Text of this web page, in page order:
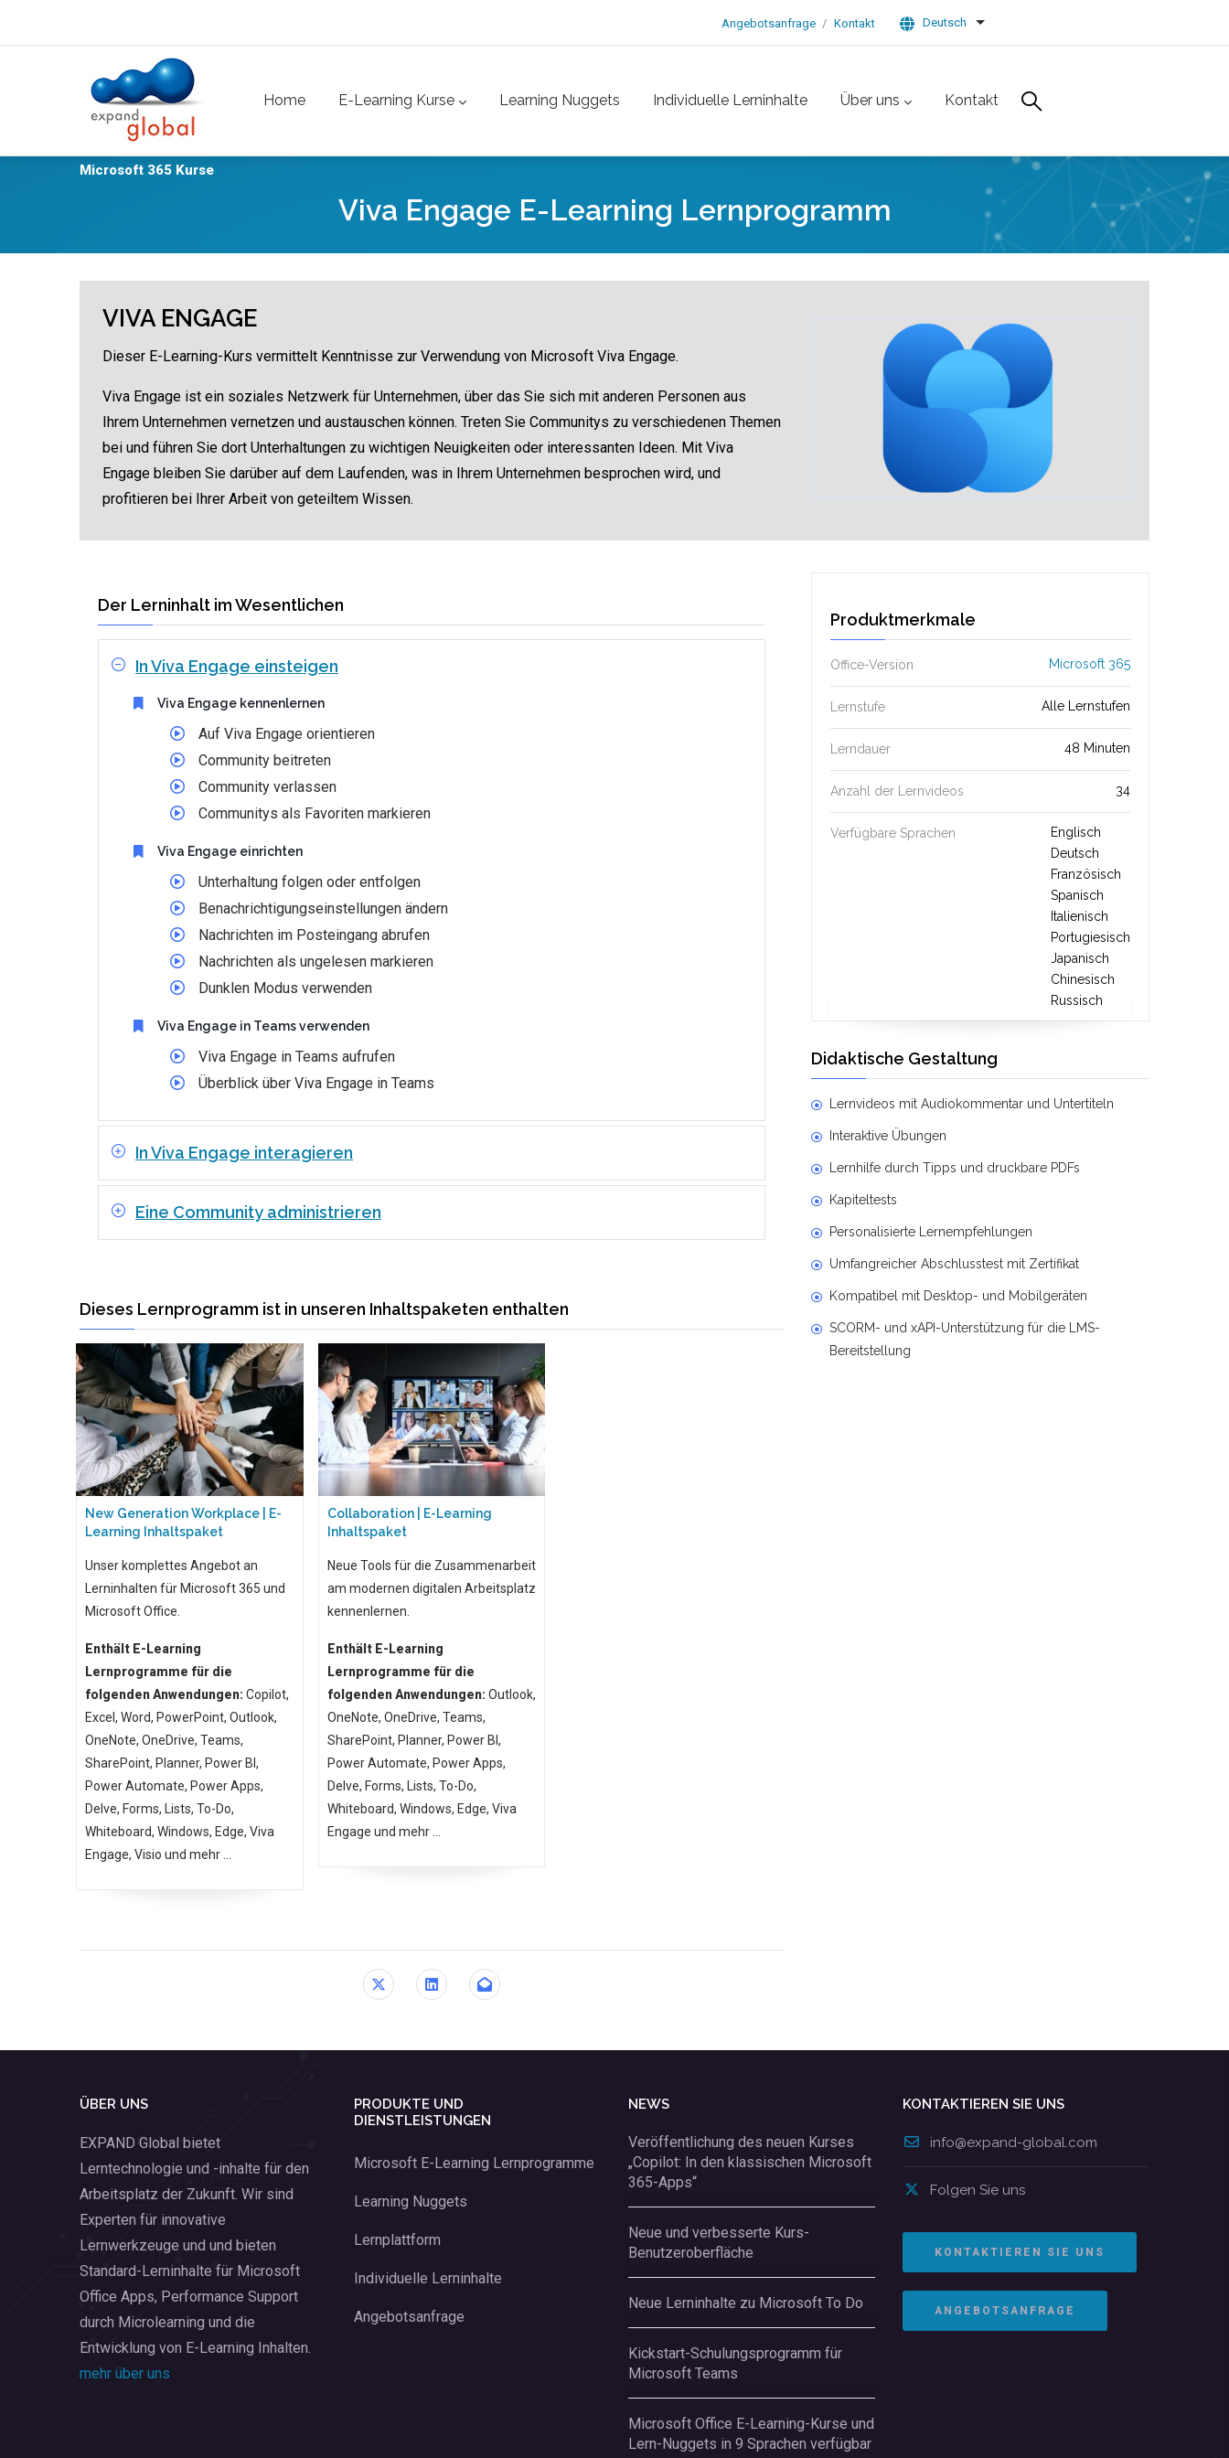
Angebotsanfrage Kontakt Deutsch List additional actions
Home E-Learning Kurse Learning Nuggets Individuelle Lerninhalte Über uns Kontakt
Microsoft 365 Kurse
Viva Engage E-Learning Lernprogramm
VIVA ENGAGE
Dieser E-Learning-Kurs vermittelt Kenntnisse zur Verwendung von Microsoft Viva Engage.
Viva Engage ist ein soziales Netzwerk für Unternehmen, über das Sie sich mit anderen Personen aus
Ihrem Unternehmen vernetzen und austauschen können. Treten Sie Communitys zu verschiedenen Themen
bei und führen Sie dort Unterhaltungen zu wichtigen Neuigkeiten oder interessanten Ideen. Mit Viva
Engage bleiben Sie darüber auf dem Laufenden, was in Ihrem Unternehmen besprochen wird, und
profitieren bei Ihrer Arbeit von geteiltem Wissen.
Produktmerkmale
Office-Version Microsoft 365
Lernstufe Alle Lernstufen
Lerndauer 48 Minuten
Anzahl der Lernvideos 34
Verfügbare Sprachen
Englisch
Deutsch
Französisch
Spanisch
Italienisch
Portugiesisch
Japanisch
Chinesisch
Russisch
Didaktische Gestaltung
Lernvideos mit Audiokommentar und Untertiteln
Interaktive Übungen
Lernhilfe durch Tipps und druckbare PDFs
Kapiteltests
Personalisierte Lernempfehlungen
Umfangreicher Abschlusstest mit Zertifikat
Kompatibel mit Desktop- und Mobilgeräten
SCORM- und xAPI-Unterstützung für die LMS-
Bereitstellung
Der Lerninhalt im Wesentlichen
In Viva Engage einsteigen
Viva Engage kennenlernen
Auf Viva Engage orientieren
Community beitreten
Community verlassen
Communitys als Favoriten markieren
Viva Engage einrichten
Unterhaltung folgen oder entfolgen
Benachrichtigungseinstellungen ändern
Nachrichten im Posteingang abrufen
Nachrichten als ungelesen markieren
Dunklen Modus verwenden
Viva Engage in Teams verwenden
Viva Engage in Teams aufrufen
Überblick über Viva Engage in Teams
In Viva Engage interagieren
Eine Community administrieren
Dieses Lernprogramm ist in unseren Inhaltspaketen enthalten
New Generation Workplace | E-
Learning Inhaltspaket
Unser komplettes Angebot an
Lerninhalten für Microsoft 365 und
Microsoft Office.
Enthält E-Learning
Lernprogramme für die
folgenden Anwendungen: Copilot,
Excel, Word, PowerPoint, Outlook,
OneNote, OneDrive, Teams,
SharePoint, Planner, Power BI,
Power Automate, Power Apps,
Delve, Forms, Lists, To-Do,
Whiteboard, Windows, Edge, Viva
Engage, Visio und mehr ...
Collaboration | E-Learning
Inhaltspaket
Neue Tools für die Zusammenarbeit
am modernen digitalen Arbeitsplatz
kennenlernen.
Enthält E-Learning
Lernprogramme für die
folgenden Anwendungen: Outlook,
OneNote, OneDrive, Teams,
SharePoint, Planner, Power BI,
Power Automate, Power Apps,
Delve, Forms, Lists, To-Do,
Whiteboard, Windows, Edge, Viva
Engage und mehr ...
ÜBER UNS
EXPAND Global bietet
Lerntechnologie und -inhalte für den
Arbeitsplatz der Zukunft. Wir sind
Experten für innovative
Lernwerkzeuge und und bieten
Standard-Lerninhalte für Microsoft
Office Apps, Performance Support
durch Microlearning und die
Entwicklung von E-Learning Inhalten.
mehr über uns
PRODUKTE UND
DIENSTLEISTUNGEN
Microsoft E-Learning Lernprogramme
Learning Nuggets
Lernplattform
Individuelle Lerninhalte
Angebotsanfrage
NEWS
Veröffentlichung des neuen Kurses
„Copilot: In den klassischen Microsoft
365-Apps“
Neue und verbesserte Kurs-
Benutzeroberfläche
Neue Lerninhalte zu Microsoft To Do
Kickstart-Schulungsprogramm für
Microsoft Teams
Microsoft Office E-Learning-Kurse und
Lern-Nuggets in 9 Sprachen verfügbar
KONTAKTIEREN SIE UNS
info@expand-global.com
Folgen Sie uns
KONTAKTIEREN SIE UNS
ANGEBOTSANFRAGE